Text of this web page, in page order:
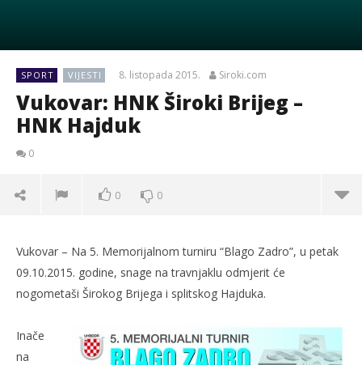
SPORT VIJESTI 8. listopada 2015. Siroki.com
Vukovar: HNK Široki Brijeg –
HNK Hajduk
0
0 0
Vukovar – Na 5. Memorijalnom turniru “Blago Zadro”, u petak
09.10.2015. godine, snage na travnjaklu odmjerit će
nogometaši Širokog Brijega i splitskog Hajduka.
Inače
na